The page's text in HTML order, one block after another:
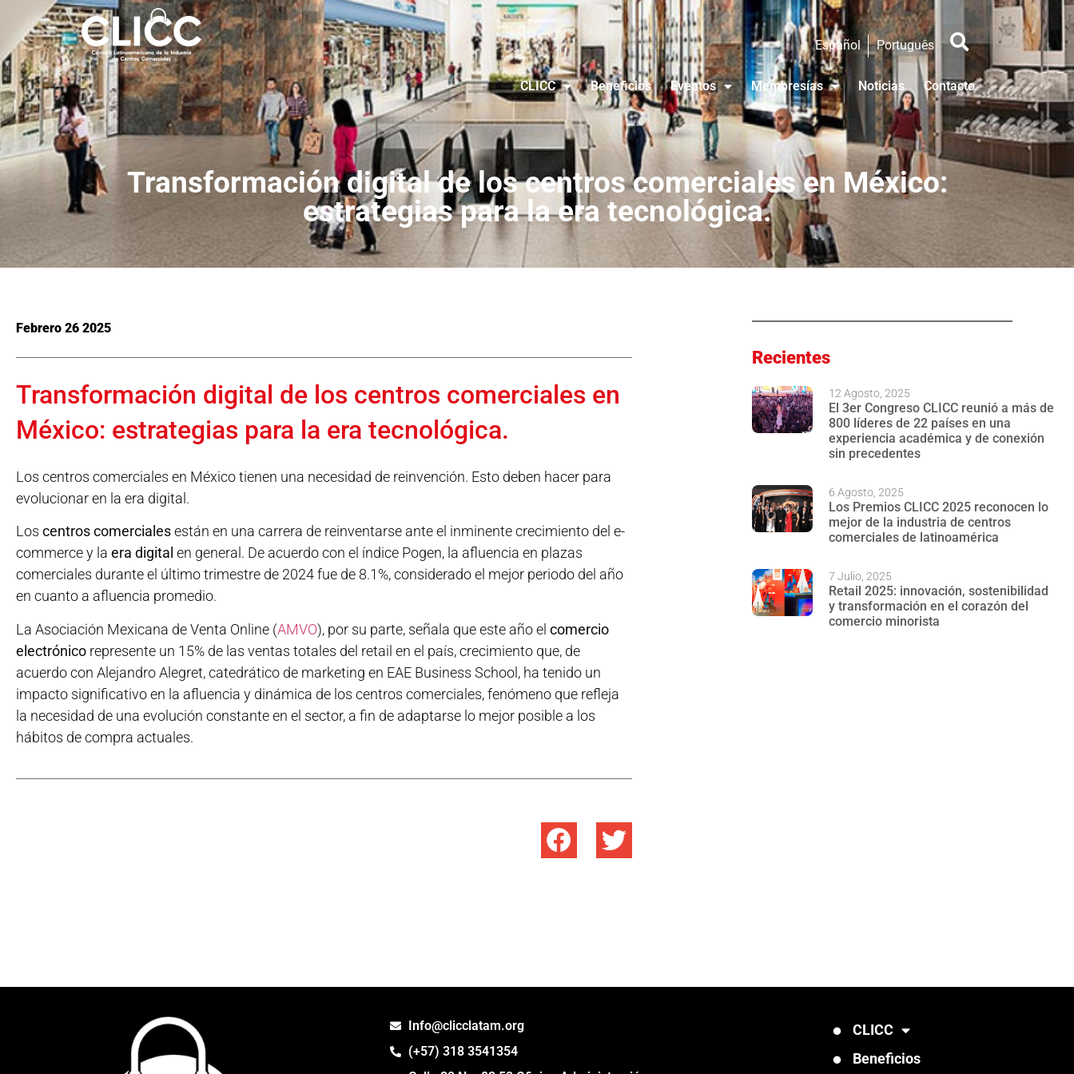
Español Português
CLICC Beneficios Eventos Membresías Noticias Contacto
Transformación digital de los centros comerciales en México:
estrategias para la era tecnológica.
Febrero 26 2025
Transformación digital de los centros comerciales en
México: estrategias para la era tecnológica.
Los centros comerciales en México tienen una necesidad de reinvención. Esto deben hacer para
evolucionar en la era digital.
Los centros comercialesestán en una carrera de reinventarse ante el inminente crecimiento del e-
commerce y la era digital en general. De acuerdo con el índice Pogen, la afluencia en plazas
comerciales durante el último trimestre de 2024 fue de 8.1%, considerado el mejor periodo del año
en cuanto a afluencia promedio.
La Asociación Mexicana de Venta Online (AMVO), por su parte, señala que este año el comercio
electrónico represente un 15% de las ventas totales del retail en el país, crecimiento que, de
acuerdo con Alejandro Alegret, catedrático de marketing en EAE Business School, ha tenido un
impacto significativo en la afluencia y dinámica de los centros comerciales, fenómeno que refleja
la necesidad de una evolución constante en el sector, a fin de adaptarse lo mejor posible a los
hábitos de compra actuales.
Recientes
El 3er Congreso CLICC reunió a más de
800 líderes de 22 países en una
experiencia académica y de conexión
sin precedentes
12 Agosto, 2025
Los Premios CLICC 2025 reconocen lo
mejor de la industria de centros
comerciales de latinoamérica
6 Agosto, 2025
Retail 2025: innovación, sostenibilidad
y transformación en el corazón del
comercio minorista
7 Julio, 2025
Info@clicclatam.org
(+57) 318 3541354
CLICC
Beneficios